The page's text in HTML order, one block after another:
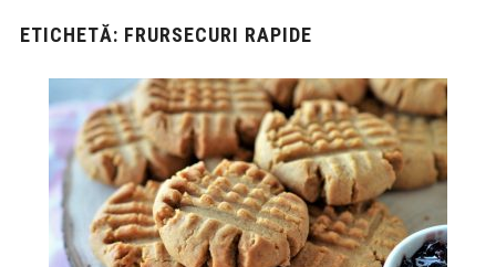
ETICHETĂ: FRURSECURI RAPIDE